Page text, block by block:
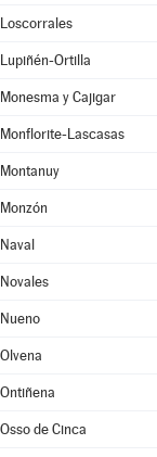
Loscorrales
Lupiñén-Ortilla
Monesma y Cajigar
Monflorite-Lascasas
Montanuy
Monzón
Naval
Novales
Nueno
Olvena
Ontiñena
Osso de Cinca